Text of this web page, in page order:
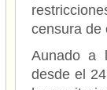
censura de
Aunado a
desde el